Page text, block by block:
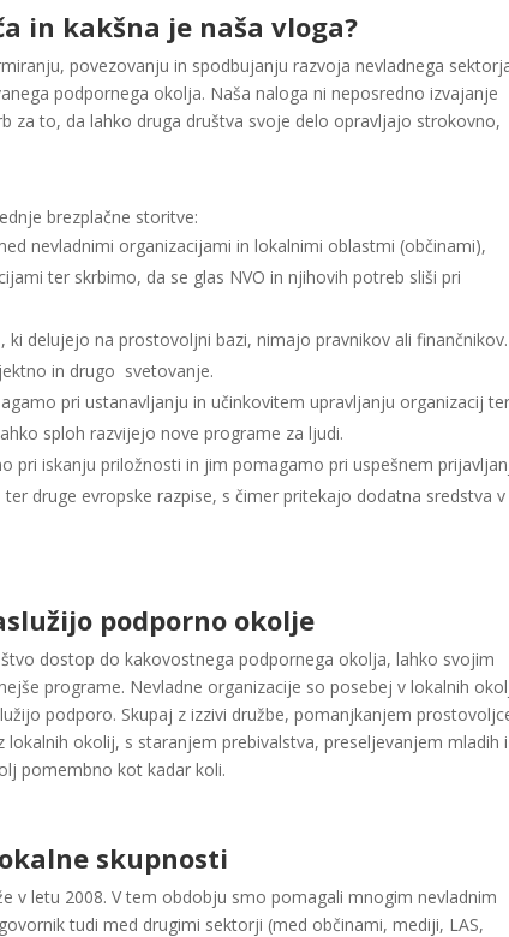
in kakšna je naša vloga?
povezovanju in spodbujanju razvoja nevladnega
podpornega okolja. Naša naloga ni neposredno izvajanje
za to, da lahko druga društva svoje delo opravljajo strokovno,
brezplačne storitve:
nevladnimi organizacijami in lokalnimi oblastmi (občinami),
ter skrbimo, da se glas NVO in njihovih potreb sliši pri
ki delujejo na prostovoljni bazi, nimajo pravnikov ali finančnikov.
in drugo svetovanje.
pri ustanavljanju in učinkovitem upravljanju organizacij ter
sploh razvijejo nove programe za ljudi.
pri iskanju priložnosti in jim pomagamo pri uspešnem
druge evropske razpise, s čimer pritekajo dodatna sredstva v
podporno okolje
dostop do kakovostnega podpornega okolja, lahko svojim
programe. Nevladne organizacije so posebej v lokalnih
podporo. Skupaj z izzivi družbe, pomanjkanjem
okolij, s staranjem prebivalstva, preseljevanjem mladih
pomembno kot kadar koli.
skupnosti
v letu 2008. V tem obdobju smo pomagali mnogim nevladnim
tudi med drugimi sektorji (med občinami, mediji, LAS,